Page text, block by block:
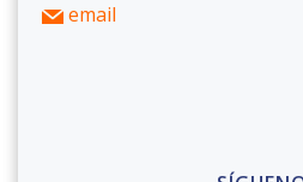
email